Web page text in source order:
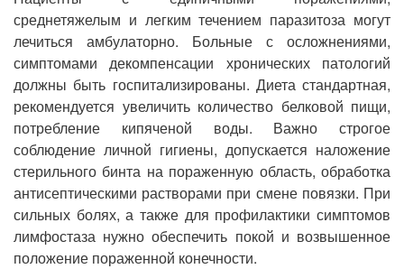
среднетяжелым и легким течением паразитоза могут
лечиться амбулаторно. Больные с осложнениями,
симптомами декомпенсации хронических патологий
должны быть госпитализированы. Диета стандартная,
рекомендуется увеличить количество белковой пищи,
потребление кипяченой воды. Важно строгое
соблюдение личной гигиены, допускается наложение
стерильного бинта на пораженную область, обработка
антисептическими растворами при смене повязки. При
сильных болях, а также для профилактики симптомов
лимфостаза нужно обеспечить покой и возвышенное
положение пораженной конечности.